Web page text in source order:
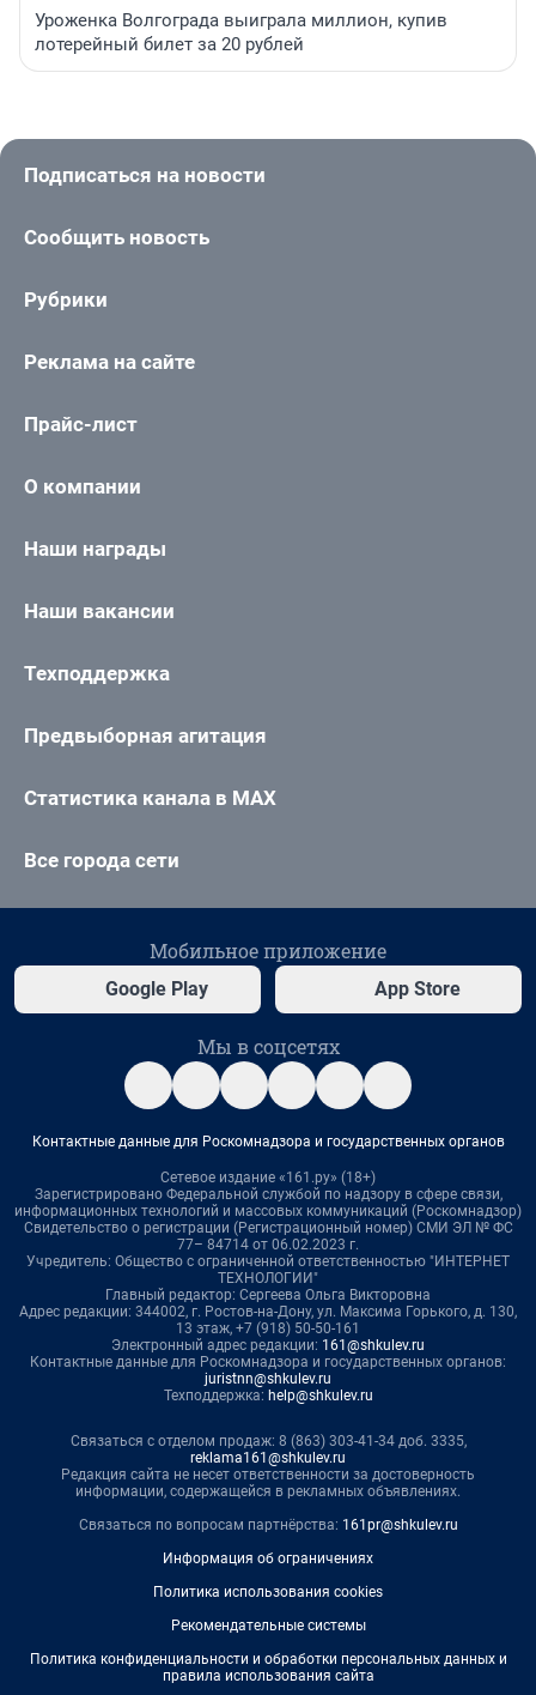
Уроженка Волгограда выиграла миллион, купив
лотерейный билет за 20 рублей
Подписаться на новости
Сообщить новость
Рубрики
Реклама на сайте
Прайс-лист
О компании
Наши награды
Наши вакансии
Техподдержка
Предвыборная агитация
Статистика канала в MAX
Все города сети
Мобильное приложение
Google Play App Store
Мы в соцсетях
Контактные данные для Роскомнадзора и государственных органов
Сетевое издание «161.ру» (18+)
Зарегистрировано Федеральной службой по надзору в сфере связи,
информационных технологий и массовых коммуникаций (Роскомнадзор)
Свидетельство о регистрации (Регистрационный номер) СМИ ЭЛ № ФС
77– 84714 от 06.02.2023 г.
Учредитель: Общество с ограниченной ответственностью "ИНТЕРНЕТ
ТЕХНОЛОГИИ"
Главный редактор: Сергеева Ольга Викторовна
Адрес редакции: 344002, г. Ростов-на-Дону, ул. Максима Горького, д. 130,
13 этаж, +7 (918) 50-50-161
Электронный адрес редакции: 161@shkulev.ru
Контактные данные для Роскомнадзора и государственных органов:
juristnn@shkulev.ru
Техподдержка: help@shkulev.ru
Связаться с отделом продаж: 8 (863) 303-41-34 доб. 3335,
reklama161@shkulev.ru
Редакция сайта не несет ответственности за достоверность
информации, содержащейся в рекламных объявлениях.
Связаться по вопросам партнёрства: 161pr@shkulev.ru
Информация об ограничениях
Политика использования cookies
Рекомендательные системы
Политика конфиденциальности и обработки персональных данных и
правила использования сайта